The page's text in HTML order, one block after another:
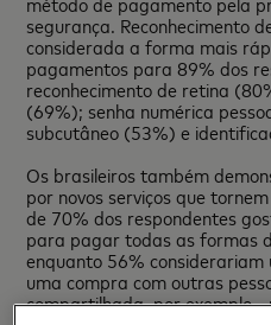
segurança. Reconhecimento
considerada a forma mais
pagamentos para 89% dos
reconhecimento de retina
(69%); senha numérica
subcutâneo (53%) e
Os brasileiros também
por novos serviços que
de 70% dos respondentes
para pagar todas as formas
enquanto 56%
uma compra com outras
compartilhada, por exemplo -